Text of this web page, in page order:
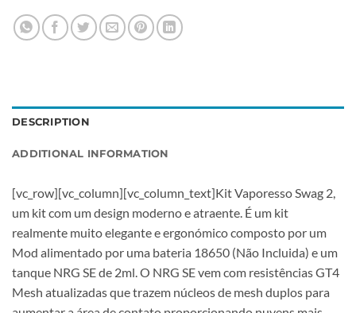
DESCRIPTION
ADDITIONAL INFORMATION
[vc_row][vc_column][vc_column_text]Kit Vaporesso Swag 2,
um kit com um design moderno e atraente. É um kit
realmente muito elegante e ergonómico composto por um
Mod alimentado por uma bateria 18650 (Não Incluida) e um
tanque NRG SE de 2ml. O NRG SE vem com resistências GT4
Mesh atualizadas que trazem núcleos de mesh duplos para